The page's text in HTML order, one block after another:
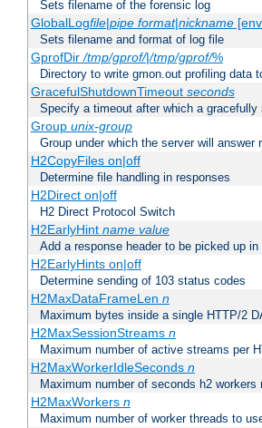
Sets filename of the forensic log
GlobalLogfile|pipe format|nickname
Sets filename and format of log file
GprofDir/tmp/gprof/|/tmp/gprof/%
Directory to write gmon.out profiling data
GracefulShutdownTimeout seconds
Specify a timeout after which a gracefully
Group unix-group
Group under which the server will answer
H2CopyFiles on|off
Determine file handling in responses
H2Direct on|off
H2 Direct Protocol Switch
H2EarlyHint name value
Add a response header to be picked up
H2EarlyHints on|off
Determine sending of 103 status codes
H2MaxDataFrameLen n
Maximum bytes inside a single HTTP/2
H2MaxSessionStreams n
Maximum number of active streams per
H2MaxWorkerIdleSeconds n
Maximum number of seconds h2
H2MaxWorkers n
Maximum number of worker threads to